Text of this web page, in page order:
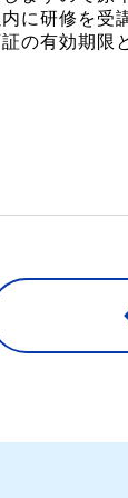
に研修を受
の有効期限